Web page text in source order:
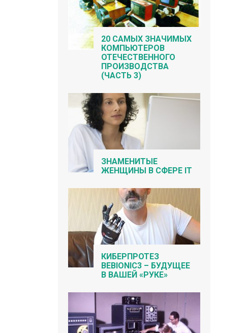
20 САМЫХ ЗНАЧИМЫХ
КОМПЬЮТЕРОВ
ОТЕЧЕСТВЕННОГО
ПРОИЗВОДСТВА
(ЧАСТЬ 3)
ЗНАМЕНИТЫЕ
ЖЕНЩИНЫ В СФЕРЕ IT
КИБЕРПРОТЕЗ
BEBIONIC3 – БУДУЩЕЕ
В ВАШЕЙ «РУКЕ»